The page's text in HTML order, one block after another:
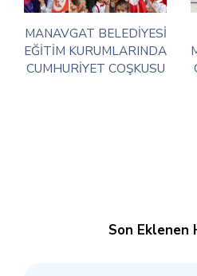
MANAVGAT BELEDİYESİ
EĞİTİM KURUMLARINDA
CUMHURİYET COŞKUSU
Son Eklenen